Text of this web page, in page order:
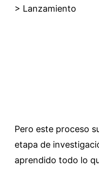
> Lanzamiento
Pero este proceso
etapa de
aprendido todo lo